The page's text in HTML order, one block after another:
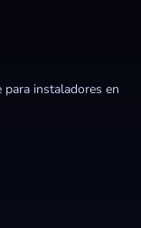
instaladores en